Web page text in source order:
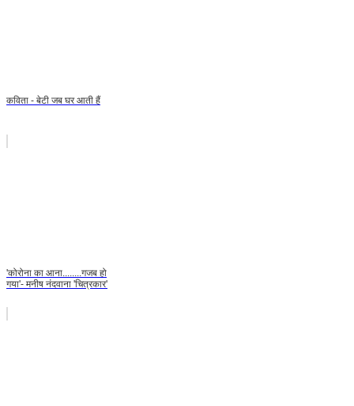
कविता - बेटी जब घर आती हैं
'कोरोना का आना........गजब हो
गया'- मनीष नंदवाना 'चित्रकार'